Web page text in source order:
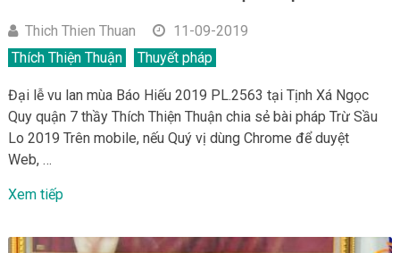
Thich Thien Thuan
11-09-2019
Thích Thiện Thuận
Thuyết pháp
Đại lễ vu lan mùa Báo Hiếu 2019 PL.2563 tại Tịnh Xá Ngọc
Quy quận 7 thầy Thích Thiện Thuận chia sẻ bài pháp Trừ Sầu
Lo 2019 Trên mobile, nếu Quý vị dùng Chrome để duyệt
Web, …
Xem tiếp